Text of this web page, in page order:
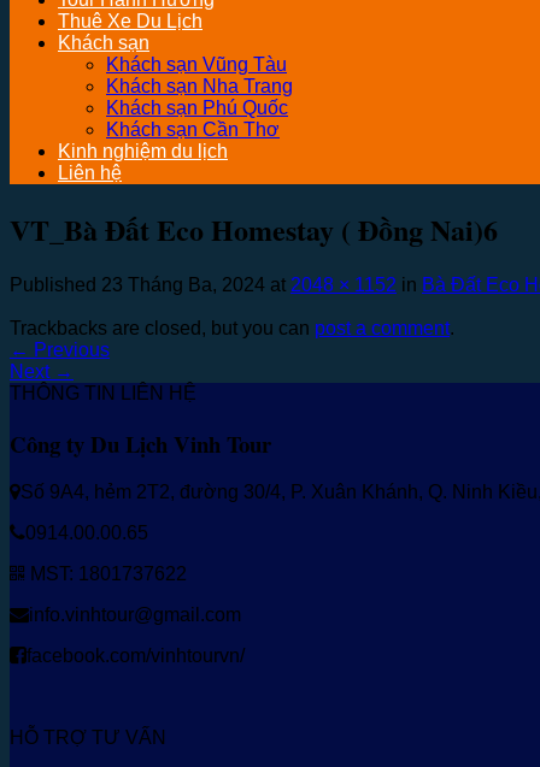
Thuê Xe Du Lịch
Khách sạn
Khách sạn Vũng Tàu
Khách sạn Nha Trang
Khách sạn Phú Quốc
Khách sạn Cần Thơ
Kinh nghiệm du lịch
Liên hệ
VT_Bà Đất Eco Homestay ( Đồng Nai)6
Published 23 Tháng Ba, 2024 at 2048 × 1152 in Bà Đất Eco
Trackbacks are closed, but you can post a comment.
← Previous
Next →
THÔNG TIN LIÊN HỆ
Công ty Du Lịch Vinh Tour
Số 9A4, hẻm 2T2, đường 30/4, P. Xuân Khánh, Q. Ninh
0914.00.00.65
MST: 1801737622
info.vinhtour@gmail.com
facebook.com/vinhtourvn/
HỖ TRỢ TƯ VẤN